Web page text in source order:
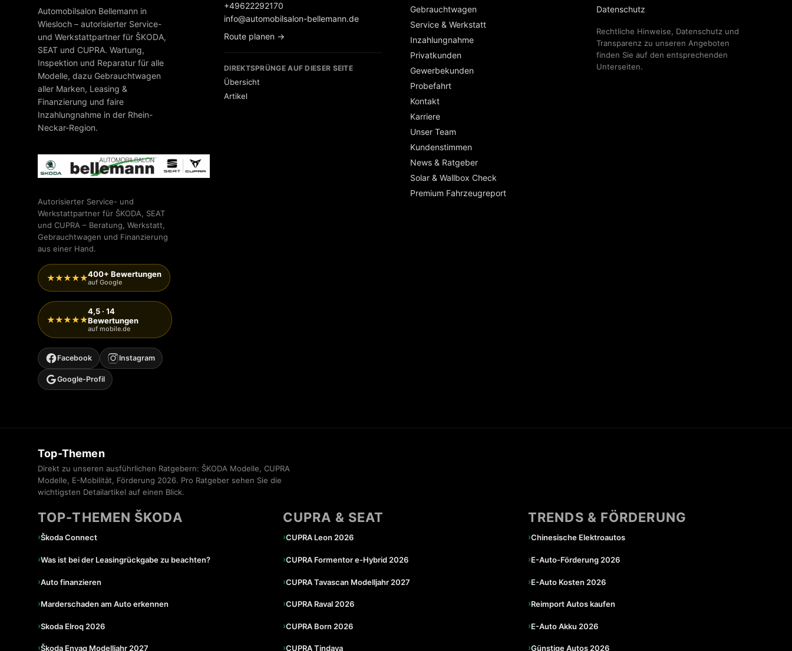
Automobilsalon Bellemann in
Wiesloch – autorisierter Service-
und Werkstattpartner für ŠKODA,
SEAT und CUPRA. Wartung,
Inspektion und Reparatur für alle
Modelle, dazu Gebrauchtwagen
aller Marken, Leasing &
Finanzierung und faire
Inzahlungnahme in der Rhein-
Neckar-Region.
Autorisierter Service- und
Werkstattpartner für ŠKODA, SEAT
und CUPRA – Beratung, Werkstatt,
Gebrauchtwagen und Finanzierung
aus einer Hand.
★★★★★400+ Bewertungen
auf Google
★★★★★
4,5 · 14
Bewertungen
auf mobile.de
Facebook Instagram
Google-Profil
+49622292170
info@automobilsalon-bellemann.de
Route planen →
DIREKTSPRÜNGE AUF DIESER SEITE
Übersicht
Artikel
Gebrauchtwagen
Service & Werkstatt
Inzahlungnahme
Privatkunden
Gewerbekunden
Probefahrt
Kontakt
Karriere
Unser Team
Kundenstimmen
News & Ratgeber
Solar & Wallbox Check
Premium Fahrzeugreport
Datenschutz
Rechtliche Hinweise, Datenschutz und
Transparenz zu unseren Angeboten
finden Sie auf den entsprechenden
Unterseiten.
Top-Themen
Direkt zu unseren ausführlichen Ratgebern: ŠKODA Modelle, CUPRA
Modelle, E-Mobilität, Förderung 2026. Pro Ratgeber sehen Sie die
wichtigsten Detailartikel auf einen Blick.
TOP-THEMEN ŠKODA
›Škoda Connect
›Was ist bei der Leasingrückgabe zu beachten?
›Auto finanzieren
›Marderschaden am Auto erkennen
›Skoda Elroq 2026
›Škoda Enyaq Modelljahr 2027
CUPRA & SEAT
›CUPRA Leon 2026
›CUPRA Formentor e-Hybrid 2026
›CUPRA Tavascan Modelljahr 2027
›CUPRA Raval 2026
›CUPRA Born 2026
›CUPRA Tindaya
TRENDS & FÖRDERUNG
›Chinesische Elektroautos
›E-Auto-Förderung 2026
›E-Auto Kosten 2026
›Reimport Autos kaufen
›E-Auto Akku 2026
›Günstige Autos 2026